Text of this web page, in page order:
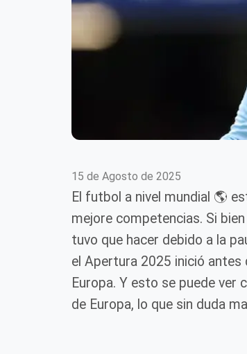
15 de Agosto de 2025
El futbol a nivel mundial 🌎
mejore competencias. Si
tuvo que hacer debido a la
el Apertura 2025 inició antes
Europa. Y esto se puede ver
de Europa, lo que sin duda